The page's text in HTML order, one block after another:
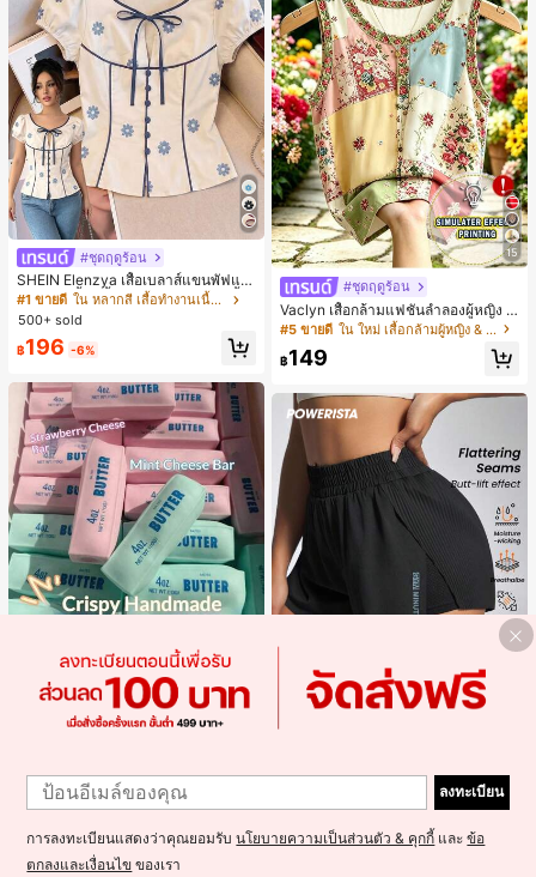
#ชุดฤดูร้อน
SHEIN Elenzya เสื้อเบลาส์แขนพัฟแต่
งระบายสีพื้นสีน้ำเงินสำหรับผู้หญิง, เสื้อ
ครอปเข้ารูปผูกโบว์คอวีตัดกันสำหรับฤ
ดูร้อน
#1 ขายดี
ใน หลากสี เสื้อทำงานเนื้อผ้านุ่ม
500+ sold
฿196 -6%
ลูกบอลบีบช้าคืนตัวนุ่ม สีชมพู แท่งเนย
บีบคลายเครียด นุ่มยืดหยุ่น ของเล่นบีบ
4 ออนซ์ ของเล่นเกลือ เหมาะสำหรับขอ
งขวัญวันหยุด ของขวัญสนุกและน่ารัก
ของขวัญวันเกิด ของขวัญอีสเตอร์ ของ
ล่นคลายเครียดสกวิชชี่ สกวิชชี่เกี๊ยว ขอ
งเล่นสำหรับผู้ใหญ่ ผู้หญิง สกวิชชี่กรอบ
สกวิชชี่เนยกรอบ บีบ ลูกบอลสลัชชี่
ใน ของเล่นและเกม
100+ sold
-18% 3 วันสุดท้าย
15
#ชุดฤดูร้อน
Vaclyn เสื้อกล้ามแฟชั่นลำลองผู้หญิง ล
ายแพตช์เวิร์ก แขนกุด คอกลม ติดกระดุ
#5 ขายดี ใน ใหม่ เสื้อกล้ามผู้หญิง & Camis
฿149
Powerista กางเกงขาสั้นกีฬาแบบเรียบ
ง่าย สไตล์วันทุกวัน กางเกงขาสั้นสบาย
พร้อมเสวตเตอร์
ใน กางเกงในผู้หญิงแบบแอคทีฟ
70+ sold
฿271 -15% 3 วันสุดท้าย
1
ลงทะเบียน
การลงทะเบียนแสดงว่าคุณยอมรับนโยบายความเป็นส่วนตัว & คุกกี้ และข้อ
ตกลงและเงื่อนไข ของเรา